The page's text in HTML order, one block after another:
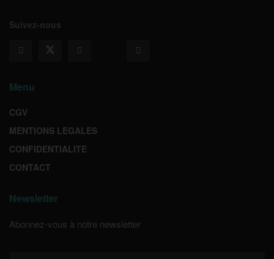
Suivez-nous
Menu
CGV
MENTIONS LEGALES
CONFIDENTIALITE
CONTACT
Newsletter
Abonnez-vous à notre newsletter